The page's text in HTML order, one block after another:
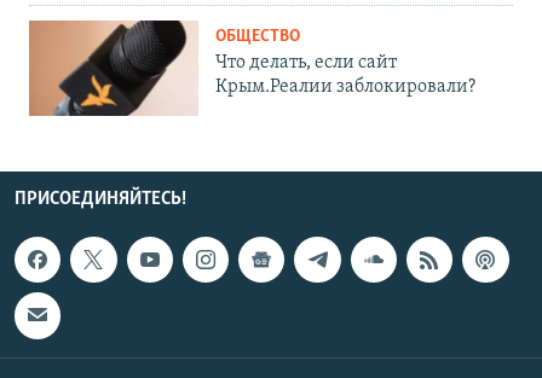
ОБЩЕСТВО
Что делать, если сайт
Крым.Реалии заблокировали?
ПРИСОЕДИНЯЙТЕСЬ!